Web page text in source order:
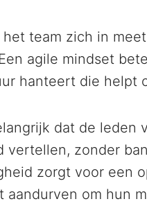
team zich in
agile mindset
hanteert die helpt
dat de leden
vertellen, zonder
zorgt voor een
aandurven om hun